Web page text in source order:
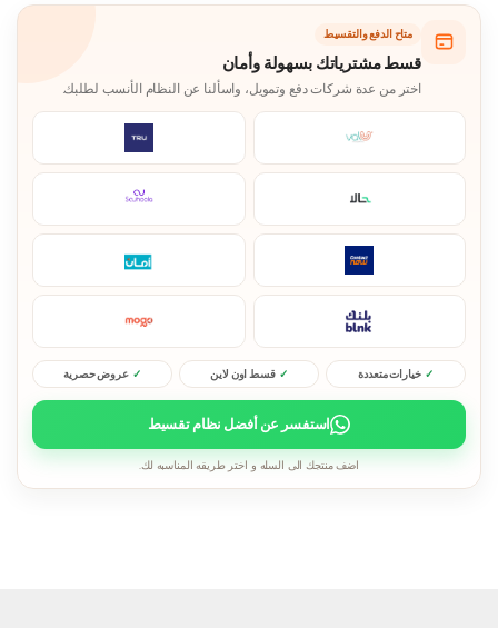
متاح الدفع والتقسيط
قسط مشترياتك بسهولة وأمان
اختر من عدة شركات دفع وتمويل، واسألنا عن النظام الأنسب لطلبك.
خيارات متعددة قسط اون لاين عروض حصرية
استفسر عن أفضل نظام تقسيط
اضف منتجك الى السله و اختر طريقه المناسبه لك.